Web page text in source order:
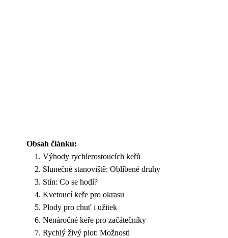
Obsah článku:
Výhody rychlerostoucích keřů
Slunečné stanoviště: Oblíbené druhy
Stín: Co se hodí?
Kvetoucí keře pro okrasu
Plody pro chuť i užitek
Nenáročné keře pro začátečníky
Rychlý živý plot: Možnosti